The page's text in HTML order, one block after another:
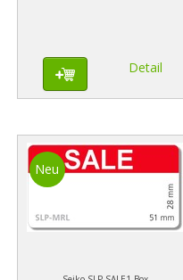
Detail
Neu